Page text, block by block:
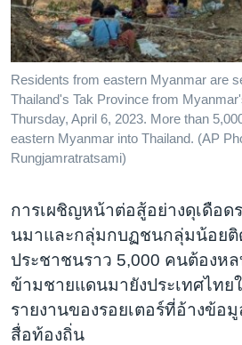
พอดคาสต์
ติดตามเรา
เลือกภาษา
Residents from eastern Myanmar are
Thailand's Tak Province from
Thursday, April 6, 2023. More than
eastern Myanmar into Thailand. (AP
Rungjamratratsami)
การเผชิญหน้าต่อสู้อย่างดุเดือด
นมาและกลุ่มกบฏชนกลุ่มน้อยติ
ประชาชนราว 5,000 คนต้องห
ข้ามชายแดนมายังประเทศไทย
รายงานของรอยเตอร์ที่อ้างข้อ
สื่อท้องถิ่น